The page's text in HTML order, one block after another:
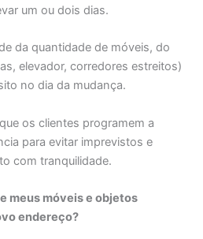
um ou dois dias.
da quantidade de móveis, do
elevador, corredores estreitos)
no dia da mudança.
os clientes programem a
para evitar imprevistos e
com tranquilidade.
meus móveis e objetos
endereço?